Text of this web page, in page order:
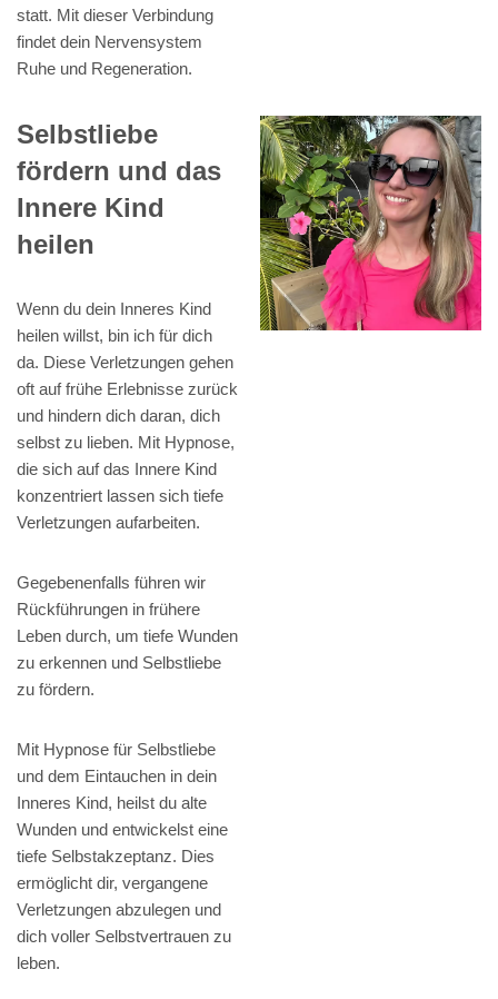
statt. Mit dieser Verbindung
findet dein Nervensystem
Ruhe und Regeneration.
Selbstliebe
fördern und das
Innere Kind
heilen
Wenn du dein Inneres Kind
heilen willst, bin ich für dich
da. Diese Verletzungen gehen
oft auf frühe Erlebnisse zurück
und hindern dich daran, dich
selbst zu lieben. Mit Hypnose,
die sich auf das Innere Kind
konzentriert lassen sich tiefe
Verletzungen aufarbeiten.
Gegebenenfalls führen wir
Rückführungen in frühere
Leben durch, um tiefe Wunden
zu erkennen und Selbstliebe
zu fördern.
Mit Hypnose für Selbstliebe
und dem Eintauchen in dein
Inneres Kind, heilst du alte
Wunden und entwickelst eine
tiefe Selbstakzeptanz. Dies
ermöglicht dir, vergangene
Verletzungen abzulegen und
dich voller Selbstvertrauen zu
leben.